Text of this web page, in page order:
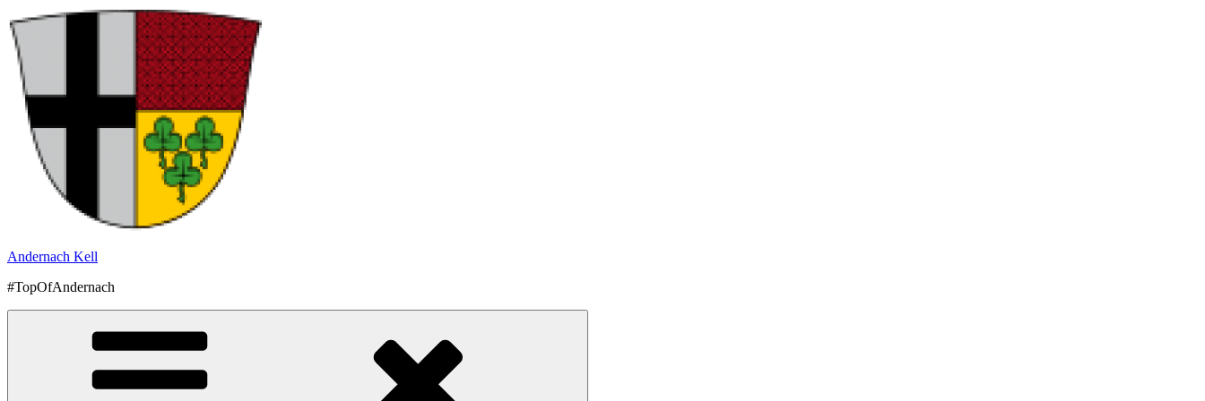
Zum
Inhalt
springen
Andernach Kell
#TopOfAndernach